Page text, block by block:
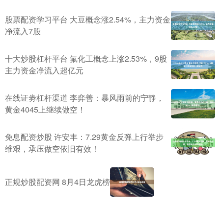
股票配资学习平台 大豆概念涨2.54%，主力资金
净流入7股
十大炒股杠杆平台 氟化工概念上涨2.53%，9股
主力资金净流入超亿元
在线证劵杠杆渠道 李弈善：暴风雨前的宁静，
黄金4045上继续做空！
免息配资炒股 许安丰：7.29黄金反弹上行举步
维艰，承压做空依旧有效！
正规炒股配资网 8月4日龙虎榜